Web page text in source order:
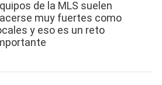
de la MLS suelen
muy fuertes como
y eso es un reto